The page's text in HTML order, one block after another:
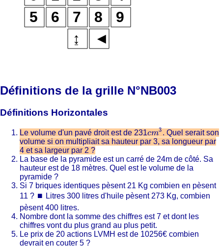
Définitions de la grille N°NB003
Définitions Horizontales
Le volume d'un pavé droit est de 231cm3
cm3. Quel serait son
volume si on multipliait sa hauteur par 3, sa longueur par
4 et sa largeur par 2 ?
La base de la pyramide est un carré de 24m de côté. Sa
hauteur est de 18 mètres. Quel est le volume de la
pyramide ?
Si 7 briques identiques pèsent 21 Kg combien en pèsent
11 ? ⏹ Litres 300 litres d'huile pèsent 273 Kg, combien
pèsent 400 litres.
Nombre dont la somme des chiffres est 7 et dont les
chiffres vont du plus grand au plus petit.
Le prix de 20 actions LVMH est de 10256€ combien
devrait en couter 5 ?